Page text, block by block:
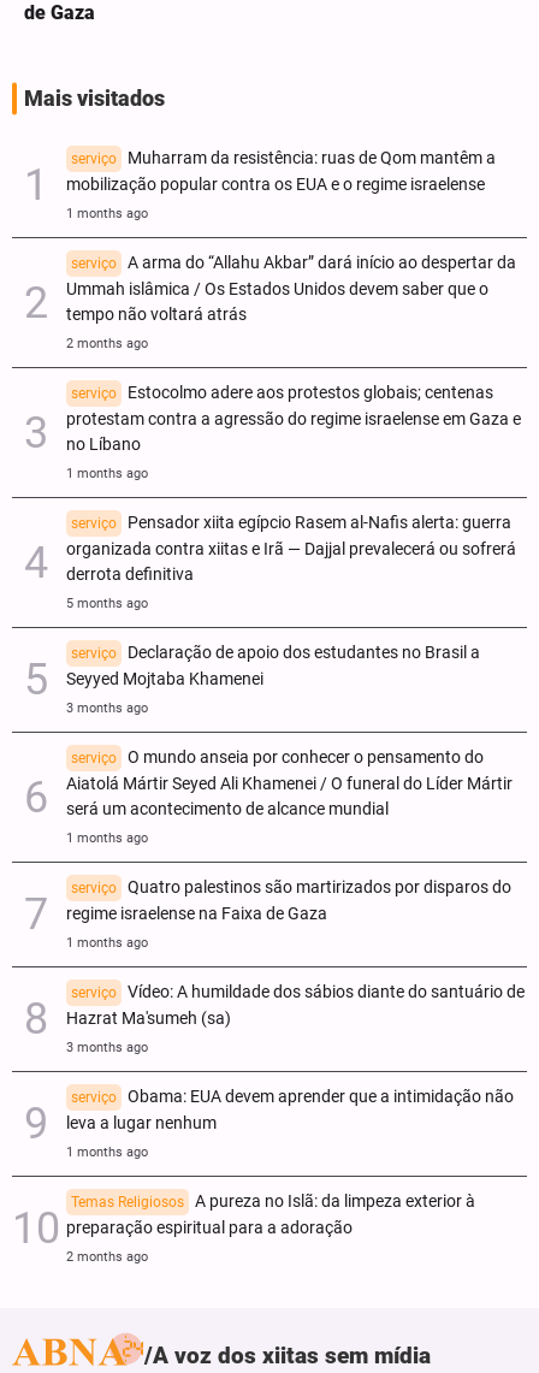
de Gaza
Mais visitados
serviço
Muharram da resistência: ruas de Qom mantêm a
mobilização popular contra os EUA e o regime israelense
1 months ago
serviço
A arma do “Allahu Akbar” dará início ao despertar da
Ummah islâmica / Os Estados Unidos devem saber que o
tempo não voltará atrás
2 months ago
serviço
Estocolmo adere aos protestos globais; centenas
protestam contra a agressão do regime israelense em Gaza e
no Líbano
1 months ago
serviço
Pensador xiita egípcio Rasem al-Nafis alerta: guerra
organizada contra xiitas e Irã — Dajjal prevalecerá ou sofrerá
derrota definitiva
5 months ago
serviço
Declaração de apoio dos estudantes no Brasil a
Seyyed Mojtaba Khamenei
3 months ago
serviço
O mundo anseia por conhecer o pensamento do
Aiatolá Mártir Seyed Ali Khamenei / O funeral do Líder Mártir
será um acontecimento de alcance mundial
1 months ago
serviço
Quatro palestinos são martirizados por disparos do
regime israelense na Faixa de Gaza
1 months ago
serviço
Vídeo: A humildade dos sábios diante do santuário de
Hazrat Ma'sumeh (sa)
3 months ago
serviço
Obama: EUA devem aprender que a intimidação não
leva a lugar nenhum
1 months ago
Temas Religiosos
A pureza no Islã: da limpeza exterior à
preparação espiritual para a adoração
2 months ago
A voz dos xiitas sem mídia